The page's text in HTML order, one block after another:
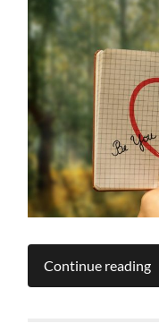
Continue reading